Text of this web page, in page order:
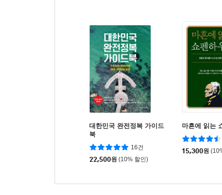
대한민국 완전정복 가이드
북
16건
22,500원 (10% 할인)
마흔에 읽는
15,300원